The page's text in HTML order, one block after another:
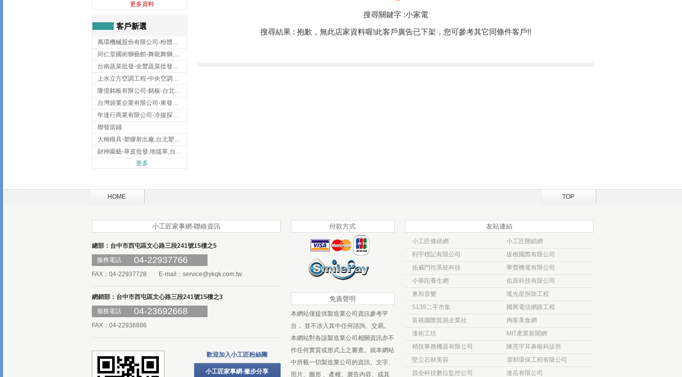
更多資料
客戶新選
萬環機械股份有限公司-粉體塗裝設備,輸送機,輸送機設備,台南輸送機
同仁堂國術獅藝館-舞龍舞獅,台中舞龍舞獅
台南蔬菜批發-全豐蔬菜批發專送/台南蔬菜箱宅配到府
上水立方空調工程-中央空調規劃,台北中央空調規劃
隆億銘板有限公司-銘板-台北銘板-板橋銘板
台灣袋業企業有限公司-東發企業社/台中太空袋/太空包
年達行商業有限公司-冷媒探漏儀,壓力錶組,真空泵浦,台北冷凍空調材料
聯發當鋪
大桐模具-塑膠射出廠,台北塑膠射出廠
財神園藝-草皮批發,地毯草,台北草,彰化地毯草,彰化台北草
更多
搜尋關鍵字 :小家電
搜尋結果 : 抱歉，無此店家資料喔!此客戶廣告已下架，您可參考其它同條件客戶!!
HOME TOP
小工匠家事網-聯絡資訊
總部：台中市西屯區文心路三段241號15樓之5
服務電話
04-22937766
FAX：04-22937728 E-mail： service@ykqk.com.tw
網銷部：台中市西屯區文心路三段241號15樓之3
服務電話
04-23692668
FAX：04-22936886
歡迎加入小工匠粉絲團
小工匠家事網-撇步分享
付款方式
免責聲明
本網站僅提供製造業公司資訊參考平
台， 並不涉入其中任何諮詢、交易。
本網站對各該製造業公司相關資訊亦不
作任何實質或形式上之審查。就本網站
中所載一切製造業公司的資訊、文字、
照片、圖形 、產權、廣告內容、或其
友站連結
小工匠修繕網
小工匠開鎖網
利宇標記有限公司
坂根國際有限公司
佑威門控系統科技
華豐機電有限公司
小華陀養生網
佑原科技有限公司
東和音樂
瑤光星拆除工程
5139二手市集
國興電信網路工程
富祺國際貿易企業社
掏客美食網
漆術工坊
MIT產業新聞網
精技事務機器有限公司
陳亮宇耳鼻喉科診所
堅立石材美容
潔和環保工程有限公司
昌全科技數位監控公司
達岳有限公司